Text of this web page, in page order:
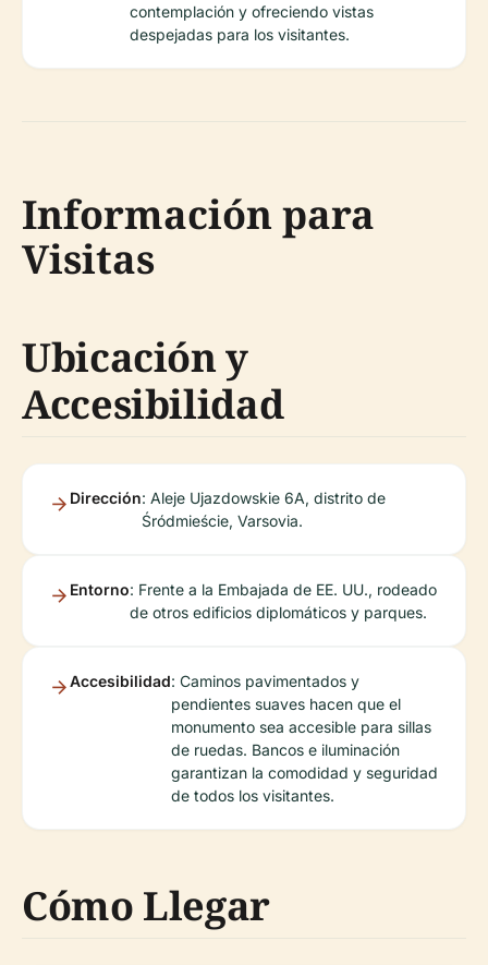
contemplación y ofreciendo vistas
despejadas para los visitantes.
Información para
Visitas
Ubicación y
Accesibilidad
Dirección: Aleje Ujazdowskie 6A, distrito de
Śródmieście, Varsovia.
Entorno: Frente a la Embajada de EE. UU., rodeado
de otros edificios diplomáticos y parques.
Accesibilidad: Caminos pavimentados y
pendientes suaves hacen que el
monumento sea accesible para sillas
de ruedas. Bancos e iluminación
garantizan la comodidad y seguridad
de todos los visitantes.
Cómo Llegar